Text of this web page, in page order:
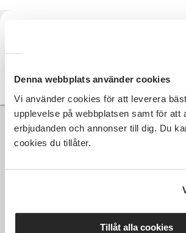
Denna webbplats använder cookies
Vi använder cookies för att leverera
upplevelse på webbplatsen samt för att
erbjudanden och annonser till dig. Du
cookies du tillåter.
Tillåt alla cookies